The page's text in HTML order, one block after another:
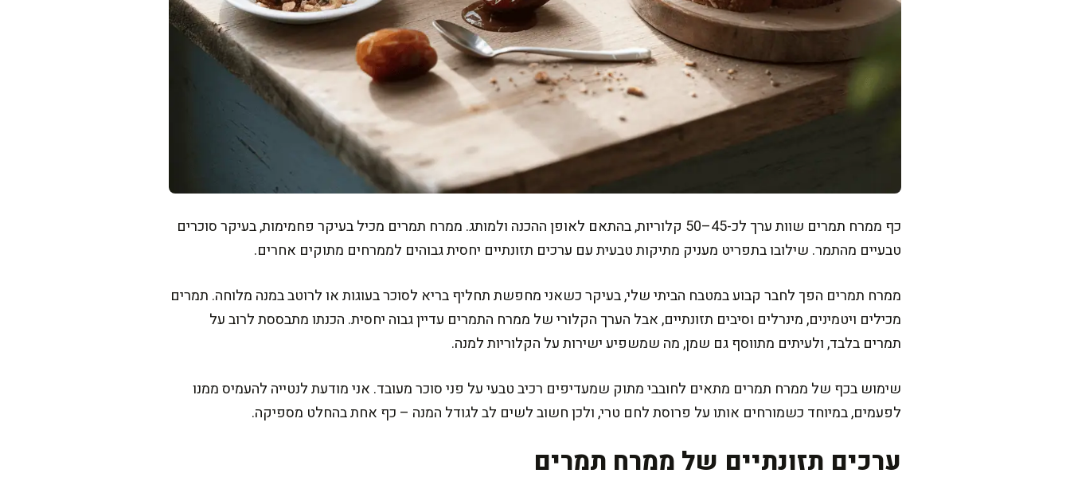
כף ממרח תמרים שוות ערך לכ-45–50 קלוריות, בהתאם לאופן ההכנה ולמותג. ממרח תמרים מכיל בעיקר פחמימות, בעיקר סוכרים
טבעיים מהתמר. שילובו בתפריט מעניק מתיקות טבעית עם ערכים תזונתיים יחסית גבוהים לממרחים מתוקים אחרים.
ממרח תמרים הפך לחבר קבוע במטבח הביתי שלי, בעיקר כשאני מחפשת תחליף בריא לסוכר בעוגות או לרוטב במנה מלוחה. תמרים
מכילים ויטמינים, מינרלים וסיבים תזונתיים, אבל הערך הקלורי של ממרח התמרים עדיין גבוה יחסית. הכנתו מתבססת לרוב על
תמרים בלבד, ולעיתים מתווסף גם שמן, מה שמשפיע ישירות על הקלוריות למנה.
שימוש בכף של ממרח תמרים מתאים לחובבי מתוק שמעדיפים רכיב טבעי על פני סוכר מעובד. אני מודעת לנטייה להעמיס ממנו
לפעמים, במיוחד כשמורחים אותו על פרוסת לחם טרי, ולכן חשוב לשים לב לגודל המנה – כף אחת בהחלט מספיקה.
ערכים תזונתיים של ממרח תמרים